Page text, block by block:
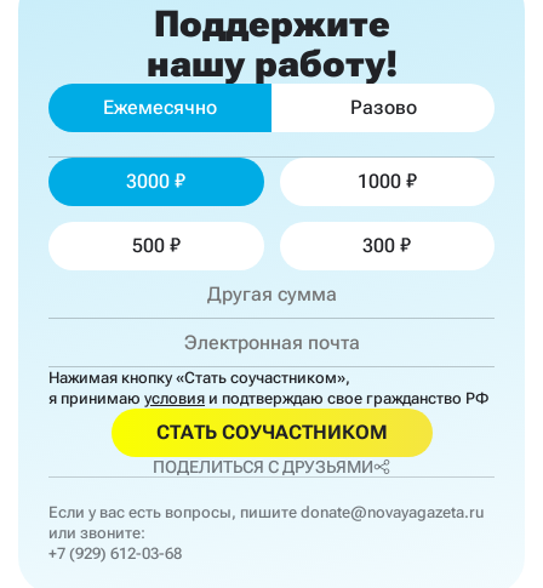
Поддержите
нашу работу!
Ежемесячно Разово
3000 1000
500 300
Нажимая кнопку «Стать соучастником»,
я принимаю условия и подтверждаю свое гражданство РФ
СТАТЬ СОУЧАСТНИКОМ
ПОДЕЛИТЬСЯ С ДРУЗЬЯМИ
Если у вас есть вопросы, пишите donate@novayagazeta.ru
или звоните:
+7 (929) 612-03-68